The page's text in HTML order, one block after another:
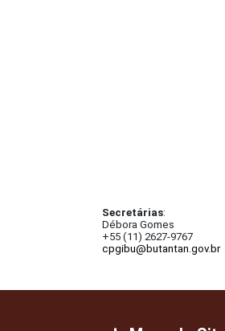
Secretárias:
Débora Gomes
+55 (11) 2627-9767
cpgibu@butantan.gov.br